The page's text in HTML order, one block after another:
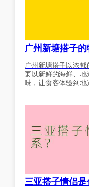
广州新塘搭子的
广州新塘搭子以浓
要以新鲜的海鲜、地
味，让食客体验到地
三亚搭子情侣是